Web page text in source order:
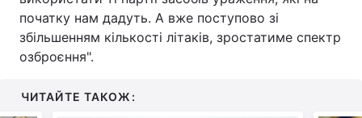
початку нам дадуть. А вже поступово зі
збільшенням кількості літаків, зростатиме спектр
озброєння".
ЧИТАЙТЕ ТАКОЖ: